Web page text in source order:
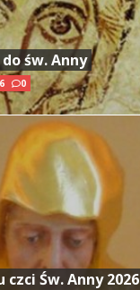
św. Anny
0
czci Św. Anny 2026